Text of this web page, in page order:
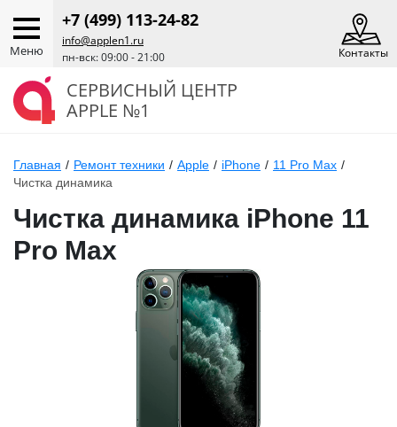
Меню
+7 (499) 113-24-82
info@applen1.ru
пн-вск: 09:00 - 21:00
Контакты
СЕРВИСНЫЙ ЦЕНТР
APPLE №1
Главная / Ремонт техники / Apple / iPhone / 11 Pro Max /
Чистка динамика
Чистка динамика iPhone 11
Pro Max